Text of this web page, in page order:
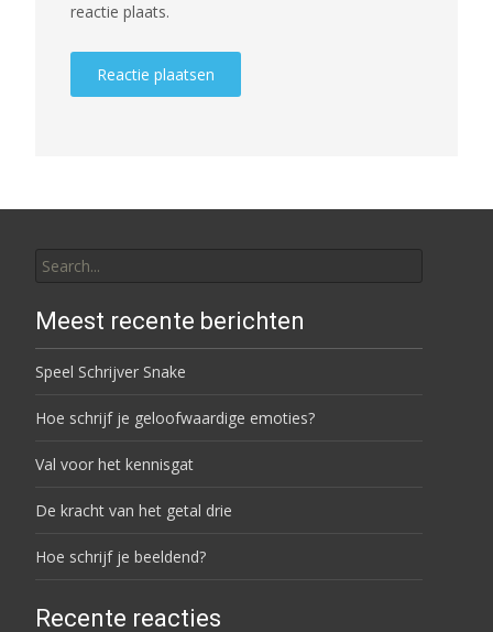
reactie plaats.
Meest recente berichten
Speel Schrijver Snake
Hoe schrijf je geloofwaardige emoties?
Val voor het kennisgat
De kracht van het getal drie
Hoe schrijf je beeldend?
Recente reacties